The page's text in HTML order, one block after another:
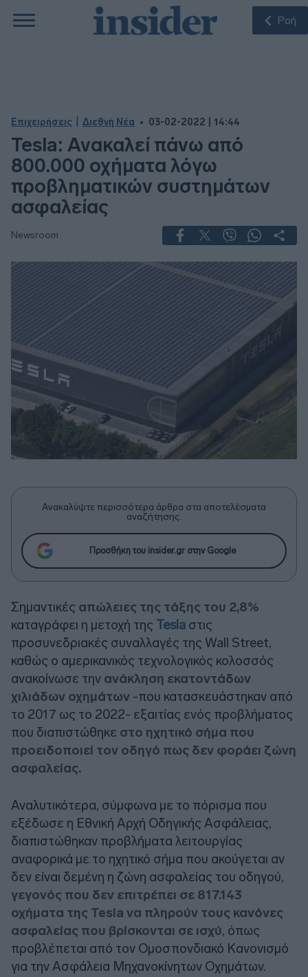
Ροή
Επιχειρήσεις Διεθνή Νέα 03-02-2022 | 14:44
Tesla: Ανακαλεί πάνω από
800.000 οχήματα λόγω
προβληματικών συστημάτων
ασφαλείας
Newsroom
Ανακαλύψτε περισσότερα άρθρα στα αποτελέσματα
αναζήτησης.
Προσθήκη του insider.gr στην Google
Σημαντικές απώλειες της τάξης του 2,8%
καταγράφει η μετοχή της Tesla στις
προσυνεδριακές συναλλαγές της Wall Street,
καθώς ο αμερικανικός τεχνολογικός κολοσσός
ανακοίνωσε την ανάκληση εκατοντάδων
χιλιάδων οχημάτων -που κατασκευάστηκαν από
το 2017 ως το 2022- εξαιτίας ενός προβλήματος
που διαπιστώθηκε στο ηχητικό σήμα που
προειδοποιεί τον οδηγό πως δεν φοράει ζώνη
ασφαλείας.
Αναλυτικότερα, σύμφωνα με το πόρισμα που
εξέδωσε η Εθνική Αρχή Οδηγικής Ασφάλειας,
διαπιστώθηκαν προβλήματα λειτουργίας
αναφορικά με το ηχητικό σήμα που ακούγεται αν
δεν είναι δεμένη η ζώνη ασφαλείας του οδηγού,
γεγονός που δεν επιτρέπει σε 817.143
οχήματα της Tesla να πληρούν τους κανόνες
ασφαλείας που βρίσκονται σε ισχύ, όπως
προβλέπεται από τον Ομοσπονδιακό Κανονισμό
για την Ασφάλεια Μηχανοκίνητων Οχημάτων.